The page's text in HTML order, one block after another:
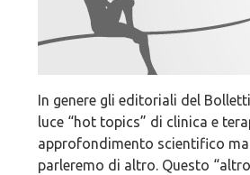
In genere gli editoriali del
luce “hot topics” di clinica e
approfondimento scientifico
parleremo di altro. Questo